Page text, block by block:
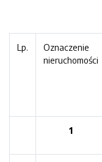
Lp.
Oznaczenie
nieruchomości
1